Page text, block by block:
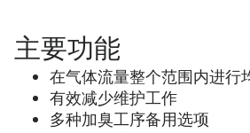
主要功能
在气体流量整个范围内进行
有效减少维护工作
多种加臭工序备用选项